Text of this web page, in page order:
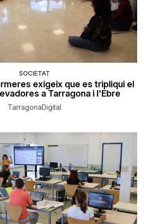
SOCIETAT
exigeix que es tripliqui el
a Tarragona i l'Ebre
TarragonaDigital